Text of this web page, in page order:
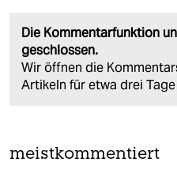
Die Kommentarfunktion
geschlossen.
Wir öffnen die
Artikeln für etwa drei Tage
meistkommentiert